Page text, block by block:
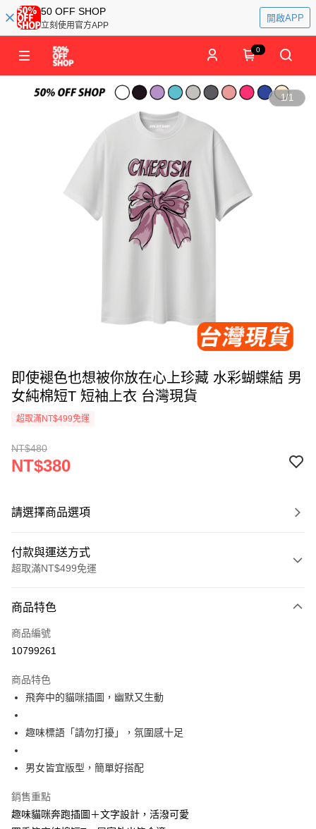
50 OFF SHOP
立刻使用官方APP
開啟APP
0
1/1
即使褪色也想被你放在心上珍藏 水彩蝴蝶結 男
女純棉短T 短袖上衣 台灣現貨
超取滿NT$499免運
NT$480
NT$380
請選擇商品選項
付款與運送方式
超取滿NT$499免運
信用卡一次付款
超商取貨付款
Apple Pay
街口支付
Google Pay
全盈+PAY
商品特色
商品編號
10799261
商品特色
飛奔中的貓咪插圖，幽默又生動
趣味標語「請勿打擾」，氛圍感十足
男女皆宜版型，簡單好搭配
銷售重點
趣味貓咪奔跑插圖＋文字設計，活潑可愛